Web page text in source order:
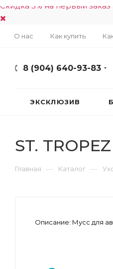
Скидка 5% на первый
О нас Как купить
8 (904) 640-93-83
ЭКСКЛЮЗИВ
ST.
Главная — Каталог —
Описание: Мусс для